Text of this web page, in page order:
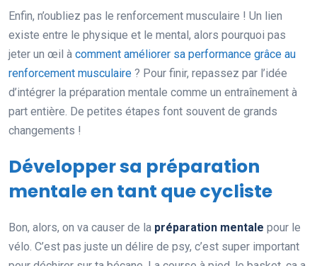
Enfin, n’oubliez pas le renforcement musculaire ! Un lien
existe entre le physique et le mental, alors pourquoi pas
jeter un œil à comment améliorer sa performance grâce au
renforcement musculaire ? Pour finir, repassez par l’idée
d’intégrer la préparation mentale comme un entraînement à
part entière. De petites étapes font souvent de grands
changements !
Développer sa préparation
mentale en tant que cycliste
Bon, alors, on va causer de la préparation mentale pour le
vélo. C’est pas juste un délire de psy, c’est super important